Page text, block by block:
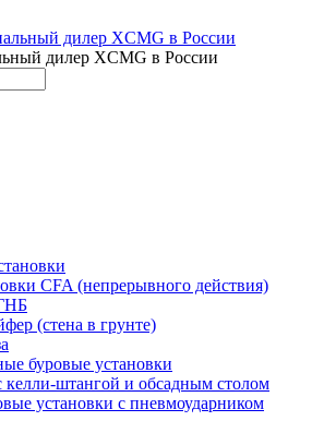
дилер XCMG в России
CFA (непрерывного действия)
(стена в грунте)
буровые установки
келли-штангой и обсадным столом
установки с пневмоударником